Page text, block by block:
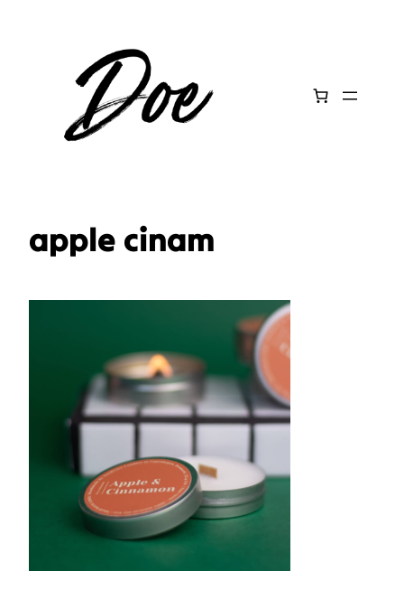
apple cinam